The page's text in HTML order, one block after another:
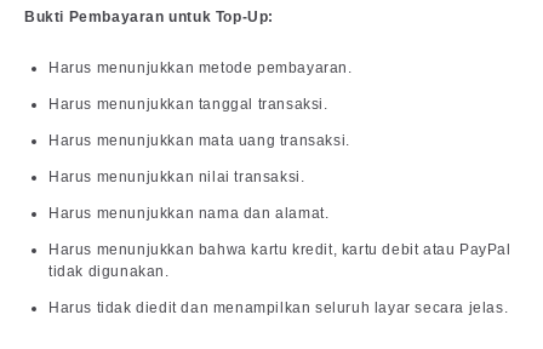
Bukti Pembayaran untuk Top-Up:
Harus menunjukkan metode pembayaran.
Harus menunjukkan tanggal transaksi.
Harus menunjukkan mata uang transaksi.
Harus menunjukkan nilai transaksi.
Harus menunjukkan nama dan alamat.
Harus menunjukkan bahwa kartu kredit, kartu debit atau PayPal
tidak digunakan.
Harus tidak diedit dan menampilkan seluruh layar secara jelas.